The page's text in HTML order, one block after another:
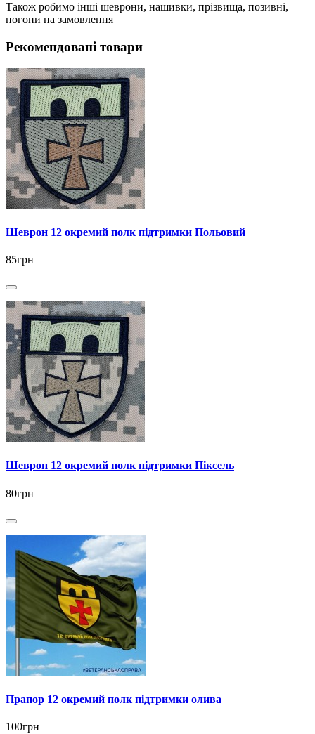
Також робимо інші шеврони, нашивки, прізвища, позивні,
погони на замовлення
Рекомендовані товари
Шеврон 12 окремий полк підтримки Польовий
85грн
Шеврон 12 окремий полк підтримки Піксель
80грн
Прапор 12 окремий полк підтримки олива
100грн